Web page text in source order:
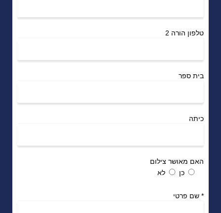
טלפון הורה 2
בית ספר
כיתה
האם מאושר צילום
כן
לא
* שם פרטי